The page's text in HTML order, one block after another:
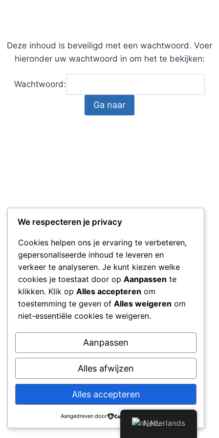
Deze inhoud is beveiligd met een wachtwoord. Voer
hieronder uw wachtwoord in om het te bekijken:
Wachtwoord:
Nederlands
We respecteren je privacy
Cookies helpen ons je ervaring te verbeteren,
gepersonaliseerde inhoud te leveren en
verkeer te analyseren. Je kunt kiezen welke
cookies je toestaat door op Aanpassen te
klikken. Klik op Alles accepteren om
toestemming te geven of Alles weigeren om
niet-essentiële cookies te weigeren.
Aanpassen
Alles afwijzen
Alles accepteren
Aangedreven door